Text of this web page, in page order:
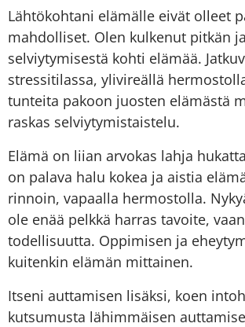
Lähtökohtani elämälle eivät olleet
mahdolliset. Olen kulkenut pitkän
selviytymisestä kohti elämää.
stressitilassa, ylivireällä
tunteita pakoon juosten elämästä
raskas selviytymistaistelu.
Elämä on liian arvokas lahja
on palava halu kokea ja aistia
rinnoin, vapaalla hermostolla.
ole enää pelkkä harras tavoite,
todellisuutta. Oppimisen ja
kuitenkin elämän mittainen.
Itseni auttamisen lisäksi, koen
kutsumusta lähimmäisen